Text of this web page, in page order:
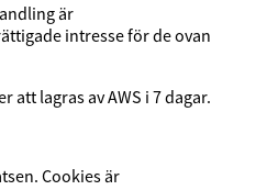
är
intresse för de ovan
lagras av AWS i 7 dagar.
Cookies är